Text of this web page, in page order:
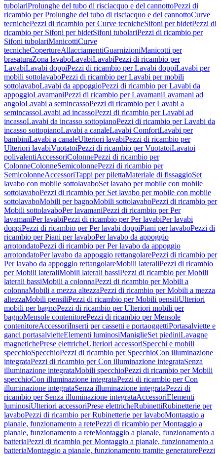
tubolariProlunghe del tubo di risciacquo e del cannottoPezzi di
ricambio per Prolunghe del tubo di risciacquo e del cannottoCurve
tecnichePezzi di ricambio per Curve tecnicheSifoni per bidetPezzi di
ricambio per Sifoni per bidetSifoni tubolariPezzi di ricambio per
Sifoni tubolariManicottiCurve
tecnicheCopertureAllacciamentiGuarnizioniManicotti per
brasaturaZona lavaboLavabiLavabiPezzi di ricambio per
LavabiLavabi doppiPezzi di ricambio per Lavabi doppiLavabi per
mobili sottolavaboPezzi di ricambio per Lavabi per mobili
sottolavaboLavabi da appoggioPezzi di ricambio per Lavabi da
appoggioLavamaniPezzi di ricambio per LavamaniLavamani ad
angoloLavabi a semincassoPezzi di ricambio per Lavabi a
semincassoLavabi ad incassoPezzi di ricambio per Lavabi ad
incassoLavabi da incasso sottopianoPezzi di ricambio per Lavabi da
incasso sottopianoLavabi a canaleLavabi ComfortLavabi per
bambiniLavabi a canaleUlteriori lavabiPezzi di ricambio per
Ulteriori lavabiVuotatoiPezzi di ricambio per VuotatoiLavatoi
polivalentiAccessoriColonnePezzi di ricambio per
ColonneColonneSemicolonnePezzi di ricambio per
SemicolonneAccessoriTappi per pilettaMateriale di fissaggioSet
lavabo con mobile sottolavaboSet lavabo per mobile con mobile
sottolavaboPezzi di ricambio per Set lavabo per mobile con mobile
sottolavaboMobili per bagnoMobili sottolavaboPezzi di ricambio per
Mobili sottolavaboPer lavamaniPezzi di ricambio per Per
lavamaniPer lavabiPezzi di ricambio per Per lavabiPer lavabi
doppiPezzi di ricambio per Per lavabi doppiPiani per lavaboPezzi di
ricambio per Piani per lavaboPer lavabo da appoggio
arrotondatoPezzi di ricambio per Per lavabo da appoggio
arrotondatoPer lavabo da appoggio rettangolarePezzi di ricambio per
Per lavabo da appoggio rettangolareMobili lateraliPezzi di ricambio
per Mobili lateraliMobili laterali bassiPezzi di ricambio per Mobili
laterali bassiMobili a colonnaPezzi di ricambio per Mobili a
colonnaMobili a mezza altezzaPezzi di ricambio per Mobili a mezza
altezzaMobili pensiliPezzi di ricambio per Mobili pensiliUlteriori
mobili per bagnoPezzi di ricambio per Ulteriori mobili per
bagnoMensole contenitorePezzi di ricambio per Mensole
contenitoreAccessoriInserti per cassetti e portaoggettiPortasalviette e
ganci portasalvietteElementi luminosiManiglieSet piediniLavagne
magnetichePrese elettricheUlteriori accessoriSpecchi e mobili
specchioSpecchioPezzi di ricambio per SpecchioCon illuminazione
integrataPezzi di ricambio per Con illuminazione integrataSenza
illuminazione integrataMobili specchioPezzi di ricambio per Mobili
specchioCon illuminazione integrataPezzi di ricambio per Con
illuminazione integrataSenza illuminazione integrataPezzi di
ricambio per Senza illuminazione integrataAccessoriElementi
luminosiUlteriori accessoriPrese elettricheRubinettiRubinetterie per
lavaboPezzi di ricambio per Rubinetterie per lavaboMontaggio a
pianale, funzionamento a retePezzi di ricambio per Montaggio a
pianale, funzionamento a reteMontaggio a pianale, funzionamento a
batteriaPezzi di ricambio per Montaggio a pianale, funzionamento a
batteriaMontaggio a pianale, funzionamento tramite generatorePezzi